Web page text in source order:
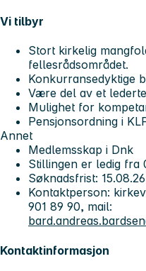
Vi tilbyr
Stort kirkelig
fellesrådsområdet.
Konkurransedyktige
Være del av et
Mulighet for
Pensjonsordning i
Annet
Medlemsskap i Dnk
Stillingen er ledig fra
Søknadsfrist: 15.08.26
Kontaktperson:
901 89 90, mail:
Kontaktinformasjon